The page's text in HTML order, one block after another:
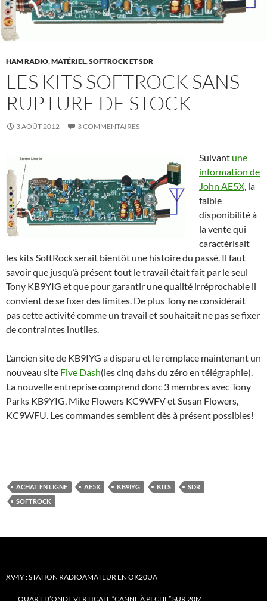
HAM RADIO,MATÉRIEL,SOFTROCK ET SDR
LES KITS SOFTROCK SANS
RUPTURE DE STOCK
3 AOÛT 2012 3 COMMENTAIRES
Suivant une
information de
John AE5X, la
faible
disponibilité à
la vente qui
caractérisait
les kits SoftRock serait bientôt une histoire du passé. Il faut
savoir que jusqu’à présent tout le travail était fait par le seul
Tony KB9YIG et que pour garantir une qualité irréprochable il
convient de se fixer des limites. De plus Tony ne considérait
pas cette activité comme un travail et souhaitait ne pas se fixer
de contraintes inutiles.
L’ancien site de KB9IYG a disparu et le remplace maintenant un
nouveau site Five Dash(les cinq dahs du zéro en télégraphie).
La nouvelle entreprise comprend donc 3 membres avec Tony
Parks KB9YIG, Mike Flowers KC9WFV et Susan Flowers,
KC9WFU. Les commandes semblent dès à présent possibles!
ACHAT EN LIGNE AE5X KB9IYG KITS
SDR
SOFTROCK
XV4Y : STATION RADIOAMATEUR EN OK20UA
QUART D’ONDE VERTICALE “CANNE À PÊCHE” SUR 20M